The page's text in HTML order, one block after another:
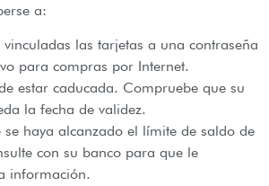
a:
las tarjetas a una contraseña
para compras por Internet.
estar caducada. Compruebe que su
la fecha de validez.
se haya alcanzado el límite de saldo de
con su banco para que le
información.